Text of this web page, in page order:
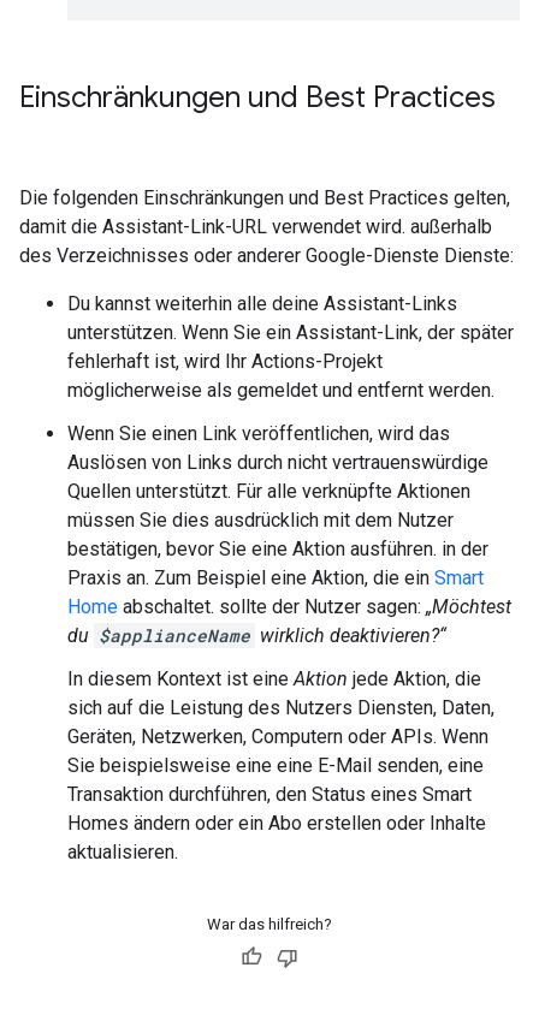
Einschränkungen und Best Practices
Die folgenden Einschränkungen und Best Practices gelten,
damit die Assistant-Link-URL verwendet wird. außerhalb
des Verzeichnisses oder anderer Google-Dienste Dienste:
Du kannst weiterhin alle deine Assistant-Links
unterstützen. Wenn Sie ein Assistant-Link, der später
fehlerhaft ist, wird Ihr Actions-Projekt
möglicherweise als gemeldet und entfernt werden.
Wenn Sie einen Link veröffentlichen, wird das
Auslösen von Links durch nicht vertrauenswürdige
Quellen unterstützt. Für alle verknüpfte Aktionen
müssen Sie dies ausdrücklich mit dem Nutzer
bestätigen, bevor Sie eine Aktion ausführen. in der
Praxis an. Zum Beispiel eine Aktion, die ein Smart
Home abschaltet. sollte der Nutzer sagen: „Möchtest
du $applianceName wirklich deaktivieren?“
In diesem Kontext ist eineAktion jede Aktion, die
sich auf die Leistung des Nutzers Diensten, Daten,
Geräten, Netzwerken, Computern oder APIs. Wenn
Sie beispielsweise eine eine E-Mail senden, eine
Transaktion durchführen, den Status eines Smart
Homes ändern oder ein Abo erstellen oder Inhalte
aktualisieren.
War das hilfreich?